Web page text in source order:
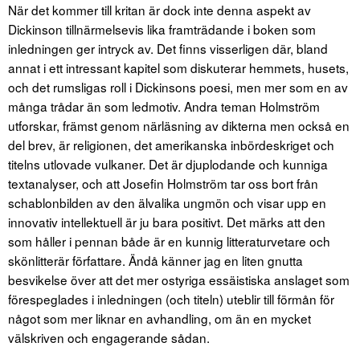
När det kommer till kritan är dock inte denna aspekt av
Dickinson tillnärmelsevis lika framträdande i boken som
inledningen ger intryck av. Det finns visserligen där, bland
annat i ett intressant kapitel som diskuterar hemmets, husets,
och det rumsligas roll i Dickinsons poesi, men mer som en av
många trådar än som ledmotiv. Andra teman Holmström
utforskar, främst genom närläsning av dikterna men också en
del brev, är religionen, det amerikanska inbördeskriget och
titelns utlovade vulkaner. Det är djuplodande och kunniga
textanalyser, och att Josefin Holmström tar oss bort från
schablonbilden av den älvalika ungmön och visar upp en
innovativ intellektuell är ju bara positivt. Det märks att den
som håller i pennan både är en kunnig litteraturvetare och
skönlitterär författare. Ändå känner jag en liten gnutta
besvikelse över att det mer ostyriga essäistiska anslaget som
förespeglades i inledningen (och titeln) uteblir till förmån för
något som mer liknar en avhandling, om än en mycket
välskriven och engagerande sådan.